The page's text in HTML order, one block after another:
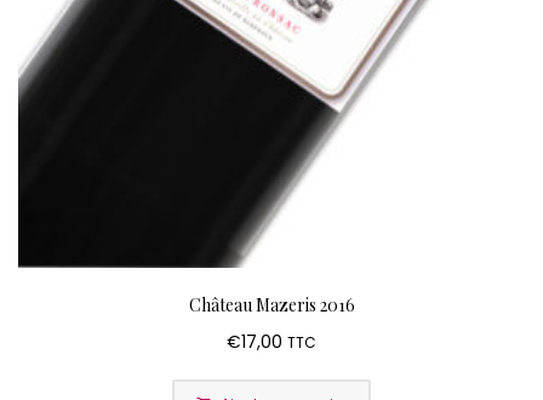
Château Mazeris 2016
€17,00 TTC